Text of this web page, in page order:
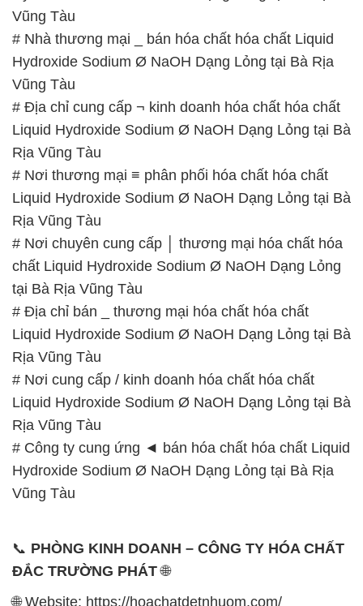
# Địa chỉ bán _ thương mại hóa chất hóa chất
Liquid Hydroxide Sodium Ø NaOH Dạng Lỏng tại Bà
Rịa Vũng Tàu
# Nơi cung cấp / kinh doanh hóa chất hóa chất
Liquid Hydroxide Sodium Ø NaOH Dạng Lỏng tại Bà
Rịa Vũng Tàu
# Công ty cung ứng ◄ bán hóa chất hóa chất Liquid
Hydroxide Sodium Ø NaOH Dạng Lỏng tại Bà Rịa
Vũng Tàu
📞PHÒNG KINH DOANH – CÔNG TY HÓA CHẤT
ĐẮC TRƯỜNG PHÁT 🌐
🌐 Website: https://hoachatdetnhuom.com/
📞 Hotline:
– 0933.920.505 – 028.3504.5555
– 028.3756.1835 – 028.3756.1840 –
028.3756.1841- 028.3756.1842
– 0932.660.696 – 0901.326.566 – 0906.387.866 –
0902.765.866
📧 Email: hoachat@dactruongphat.vn
TRƯỜNG PHÁT
Thời gian làm việctại Hóa Chất Đắc Trường Phát
được tổ chức như sau: